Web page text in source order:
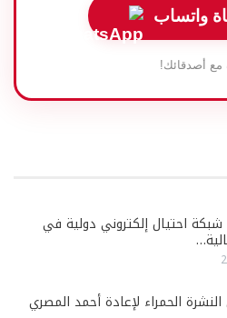
واتساب
مع أصدقائك!
احتيال إلكتروني دولية في
الحمراء لإعادة أحمد المصري